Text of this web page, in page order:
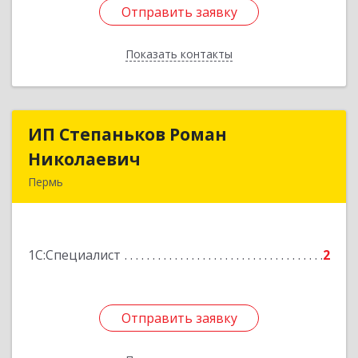
Отправить заявку
Показать контакты
Отправить заявку
Назад
ИП Степаньков Роман
Николаевич
Пермь
1С:Специалист 2
Отправить заявку
ИП Степаньков Роман
Подробнее
Отправить заявку